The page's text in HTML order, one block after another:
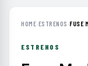
HOME›ESTRENOS ›FUSE
ESTRENOS